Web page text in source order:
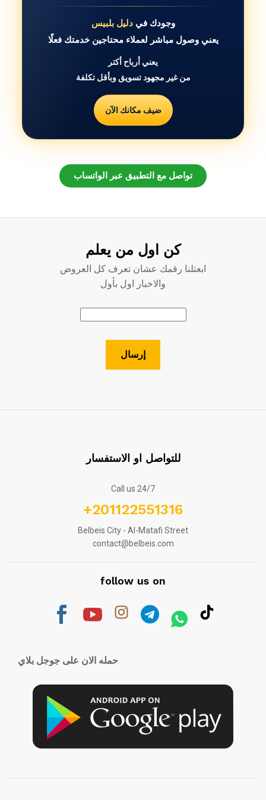
وجودك فيدليل بلبيس
يعني وصول مباشر لعملاء محتاجين خدمتك فعلًا
يعني أرباح أكتر
من غير مجهود تسويق وبأقل تكلفة
ضيف مكانك الآن
تواصل مع التطبيق عبر الواتساب
كن اول من يعلم
ابعتلنا رقمك عشان تعرف كل العروض
والاخبار اول بأول
للتواصل او الاستفسار
Call us 24/7
+201122551316
Belbeis City - Al-Matafi Street
contact@belbeis.com
follow us on
حمله الان على جوجل بلاي